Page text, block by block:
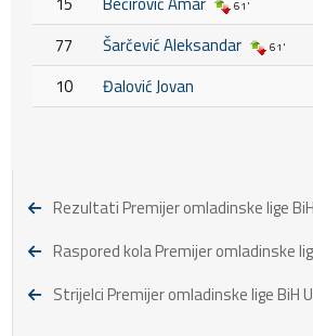
61'
77 Šarčević Aleksandar 61'
10 Đalović Jovan
Rezultati Premijer omladinske lige
Raspored kola Premijer omladinske
Strijelci Premijer omladinske lige BiH